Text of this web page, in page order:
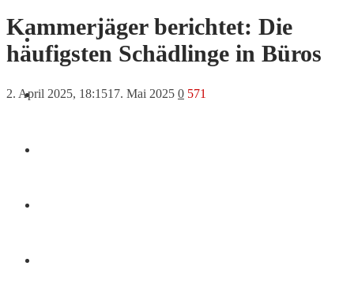
News
Kammerjäger berichtet: Die
häufigsten Schädlinge in Büros
2. April 2025, 18:1517. Mai 2025 0 571